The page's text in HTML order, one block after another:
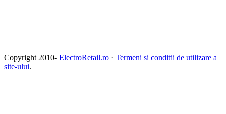
Copyright 2010- ElectroRetail.ro · Termeni si conditii de utilizare a
site-ului.